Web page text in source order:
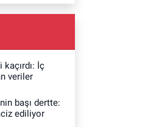
İç
veriler
başı dertte:
ediliyor